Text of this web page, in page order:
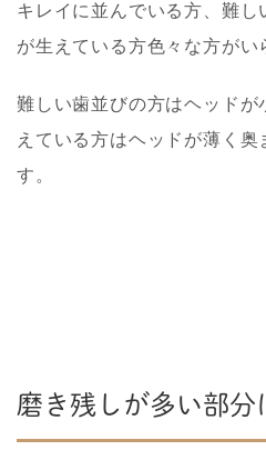
キレイに並んでいる方、難
が生えている方色々な方がい
難しい歯並びの方はヘッドが
えている方はヘッドが薄く
す。
磨き残しが多い部分